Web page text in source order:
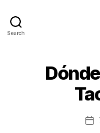
Search